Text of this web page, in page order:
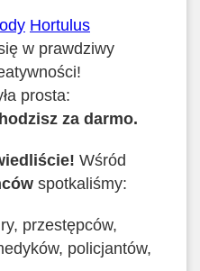
Hortulus
w prawdziwy
prosta:
za darmo.
Wśród
spotkaliśmy:
przestępców,
policjantów,